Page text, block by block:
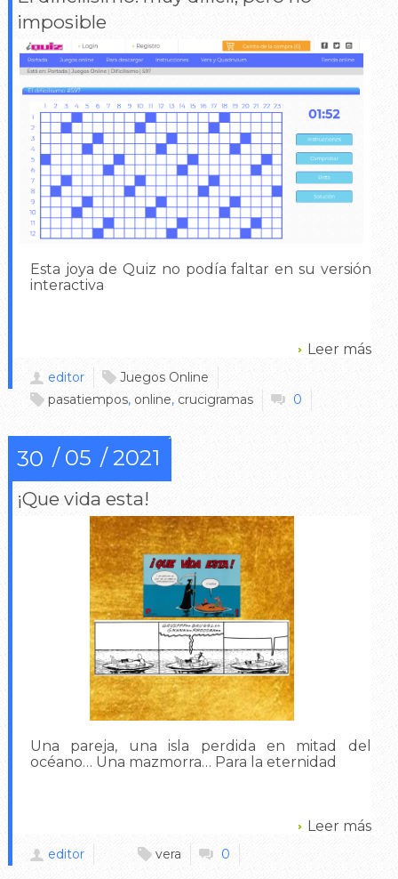
imposible
Esta joya de Quiz no podía faltar en su versión
interactiva
Leer más
editor
Juegos Online
pasatiempos, online, crucigramas 0
30 05 2021
¡Que vida esta!
Una pareja, una isla perdida en mitad del
océano… Una mazmorra… Para la eternidad
Leer más
editor vera 0